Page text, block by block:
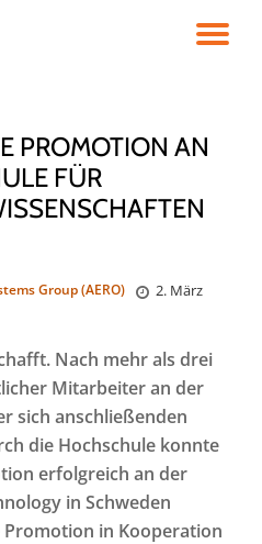
PROMOTION AN
FÜR
Group (AERO)
2. März
Nach mehr als drei
Mitarbeiter an der
sich anschließenden
die Hochschule konnte
erfolgreich an der
in Schweden
Promotion in Kooperation